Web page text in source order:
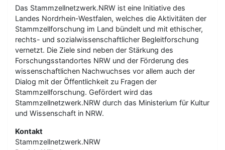
Das Stammzellnetzwerk.NRW ist eine Initiative des
Landes Nordrhein-Westfalen, welches die Aktivitäten der
Stammzellforschung im Land bündelt und mit ethischer,
rechts- und sozialwissenschaftlicher Begleitforschung
vernetzt. Die Ziele sind neben der Stärkung des
Forschungsstandortes NRW und der Förderung des
wissenschaftlichen Nachwuchses vor allem auch der
Dialog mit der Öffentlichkeit zu Fragen der
Stammzellforschung. Gefördert wird das
Stammzellnetzwerk.NRW durch das Ministerium für Kultur
und Wissenschaft in NRW.
Kontakt
Stammzellnetzwerk.NRW